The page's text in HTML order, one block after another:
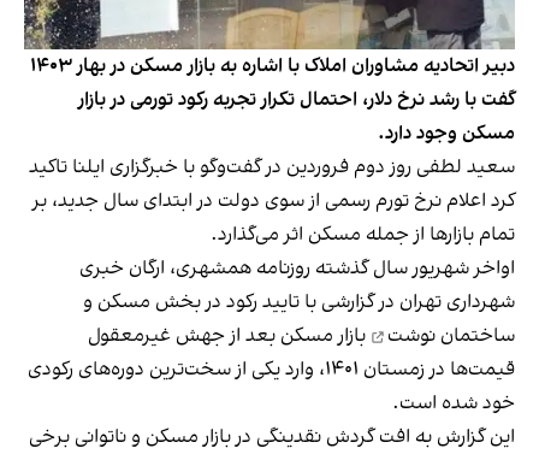
دبیر اتحادیه مشاوران املاک با اشاره به بازار مسکن در بهار ۱۴۰۳
گفت با رشد نرخ دلار، احتمال تکرار تجربه رکود تورمی در بازار
مسکن وجود دارد.
سعید لطفی روز دوم فروردین در گفت‌وگو با خبرگزاری ایلنا تاکید
کرد اعلام نرخ تورم رسمی از سوی دولت در ابتدای سال جدید، بر
تمام بازارها از جمله مسکن اثر می‌گذارد.
اواخر شهریور سال گذشته روزنامه همشهری، ارگان خبری
شهرداری تهران در گزارشی با تایید رکود در بخش مسکن و
ساختمان نوشت
بازار مسکن بعد از جهش غیرمعقول
قیمت‌ها در زمستان ۱۴۰۱، وارد یکی از سخت‌ترین دوره‌های رکودی
خود شده است.
این گزارش به افت گردش نقدینگی در بازار مسکن و ناتوانی برخی